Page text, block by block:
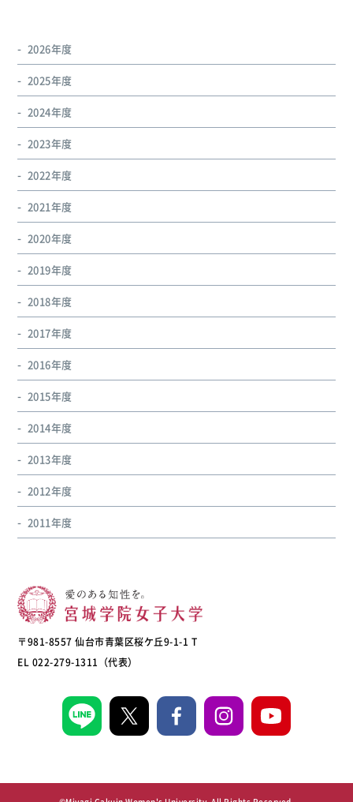
2026年度
2025年度
2024年度
2023年度
2022年度
2021年度
2020年度
2019年度
2018年度
2017年度
2016年度
2015年度
2014年度
2013年度
2012年度
2011年度
〒981-8557 仙台市青葉区桜ケ丘9-1-1 T
EL 022-279-1311（代表）